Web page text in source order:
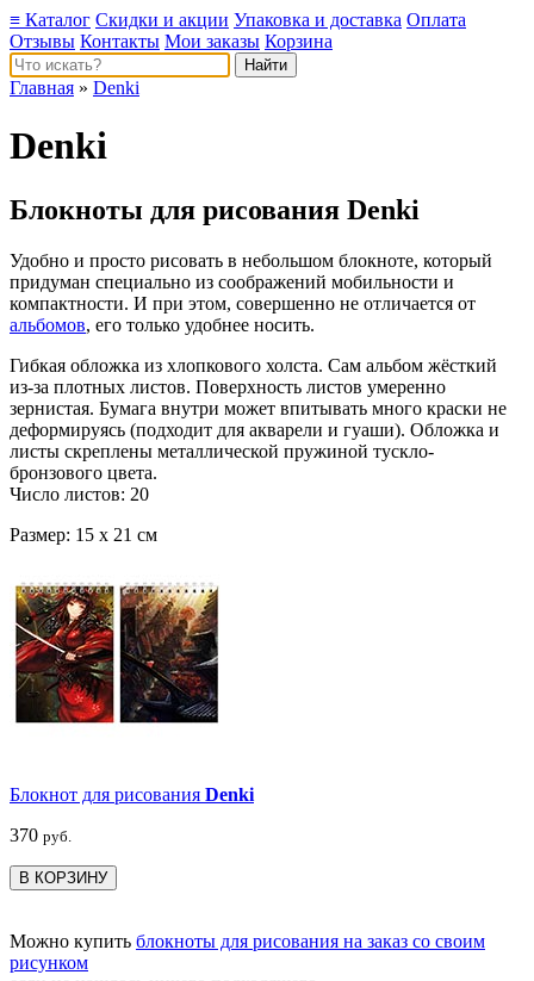
≡ Каталог Скидки и акции Упаковка и доставка Оплата
Отзывы Контакты Мои заказы Корзина
Главная » Denki
Denki
Блокноты для рисования Denki
Удобно и просто рисовать в небольшом блокноте, который
придуман специально из соображений мобильности и
компактности. И при этом, совершенно не отличается от
альбомов, его только удобнее носить.
Гибкая обложка из хлопкового холста. Сам альбом жёсткий
из-за плотных листов. Поверхность листов умеренно
зернистая. Бумага внутри может впитывать много краски не
деформируясь (подходит для акварели и гуаши). Обложка и
листы скреплены металлической пружиной тускло-
бронзового цвета.
Число листов: 20
Размер: 15 х 21 см
Блокнот для рисования Denki
370 руб.
В КОРЗИНУ
Можно купить блокноты для рисования на заказ со своим
рисунком